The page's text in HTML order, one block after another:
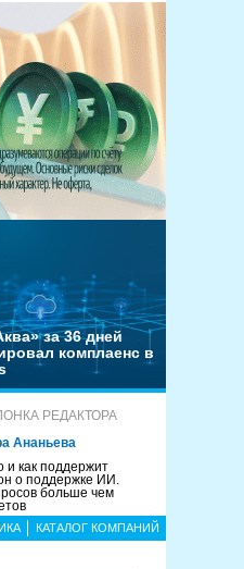
за 36 дней
комплаенс в
РЕДАКТОРА
Ананьева
и как поддержит
о поддержке ИИ.
больше чем
КАТАЛОГ КОМПАНИЙ